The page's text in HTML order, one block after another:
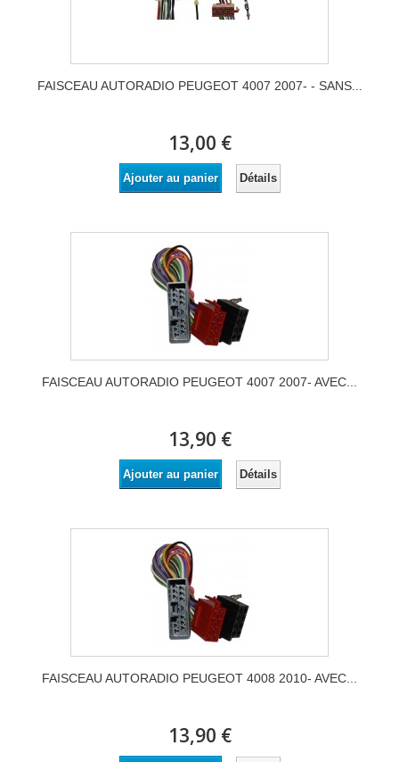
FAISCEAU AUTORADIO PEUGEOT 4007 2007- - SANS...
13,00 €
Ajouter au panier Détails
FAISCEAU AUTORADIO PEUGEOT 4007 2007- AVEC...
13,90 €
Ajouter au panier Détails
FAISCEAU AUTORADIO PEUGEOT 4008 2010- AVEC...
13,90 €